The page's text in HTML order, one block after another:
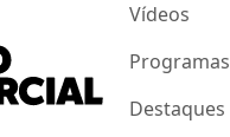
Vídeos
Programas
Destaques